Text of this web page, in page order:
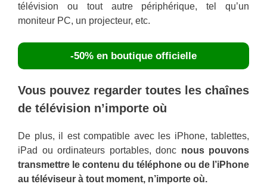
télévision ou tout autre périphérique, tel qu’un
moniteur PC, un projecteur, etc.
-50% en boutique officielle
Vous pouvez regarder toutes les chaînes
de télévision n’importe où
De plus, il est compatible avec les iPhone, tablettes,
iPad ou ordinateurs portables, donc nous pouvons
transmettre le contenu du téléphone ou de l’iPhone
au téléviseur à tout moment, n’importe où.